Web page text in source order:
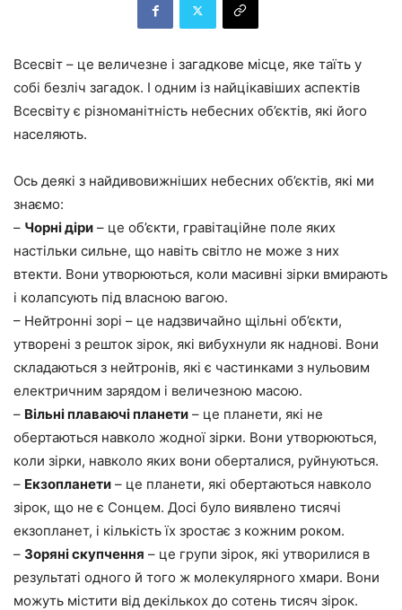
Всесвіт – це величезне і загадкове місце, яке таїть у
собі безліч загадок. І одним із найцікавіших аспектів
Всесвіту є різноманітність небесних об’єктів, які його
населяють.
Ось деякі з найдивовижніших небесних об’єктів, які ми
знаємо:
– Чорні діри – це об’єкти, гравітаційне поле яких
настільки сильне, що навіть світло не може з них
втекти. Вони утворюються, коли масивні зірки вмирають
і колапсують під власною вагою.
– Нейтронні зорі – це надзвичайно щільні об’єкти,
утворені з решток зірок, які вибухнули як наднові. Вони
складаються з нейтронів, які є частинками з нульовим
електричним зарядом і величезною масою.
– Вільні плаваючі планети – це планети, які не
обертаються навколо жодної зірки. Вони утворюються,
коли зірки, навколо яких вони оберталися, руйнуються.
– Екзопланети – це планети, які обертаються навколо
зірок, що не є Сонцем. Досі було виявлено тисячі
екзопланет, і кількість їх зростає з кожним роком.
– Зоряні скупчення – це групи зірок, які утворилися в
результаті одного й того ж молекулярного хмари. Вони
можуть містити від декількох до сотень тисяч зірок.